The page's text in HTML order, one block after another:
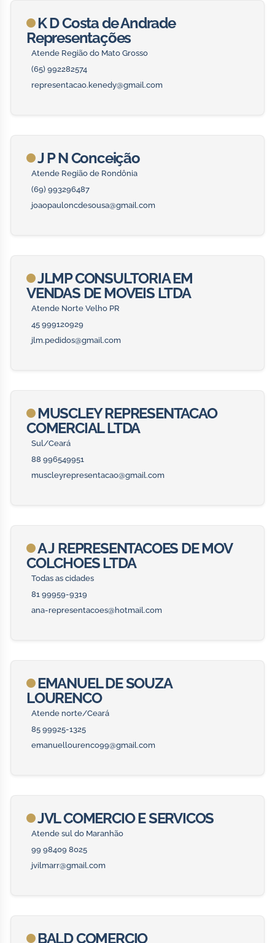
K D Costa de Andrade
Representações
Atende Região do Mato Grosso
(65) 992282574
representacao.kenedy@gmail.com
J P N Conceição
Atende Região de Rondônia
(69) 993296487
joaopauloncdesousa@gmail.com
JLMP CONSULTORIA EM
VENDAS DE MOVEIS LTDA
Atende Norte Velho PR
45 999120929
jlm.pedidos@gmail.com
MUSCLEY REPRESENTACAO
COMERCIAL LTDA
Sul/Ceará
88 996549951
muscleyrepresentacao@gmail.com
A J REPRESENTACOES DE MOV
COLCHOES LTDA
Todas as cidades
81 99959-9319
ana-representacoes@hotmail.com
EMANUEL DE SOUZA
LOURENCO
Atende norte/Ceará
85 99925-1325
emanuellourenco99@gmail.com
JVL COMERCIO E SERVICOS
Atende sul do Maranhão
99 98409 8025
jvilmarr@gmail.com
BALD COMERCIO